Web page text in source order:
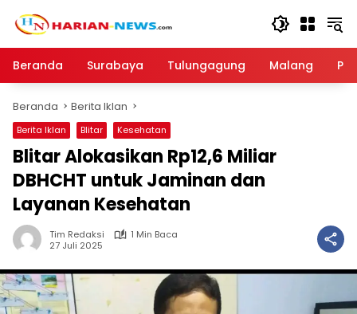
Beranda
Surabaya Tulungagung Malang
Beranda Berita Iklan
Berita Iklan Blitar Kesehatan
Blitar Alokasikan Rp12,6 Miliar
DBHCHT untuk Jaminan dan
Layanan Kesehatan
Tim Redaksi
1 Min Baca
27 Juli 2025